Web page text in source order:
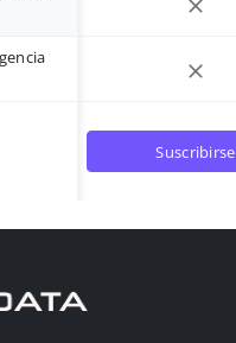
suscribirse